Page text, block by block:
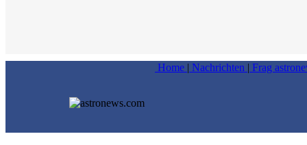
Home | Nachrichten | Frag